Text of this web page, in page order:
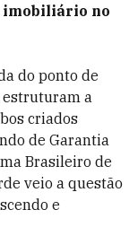
imobiliário no
do ponto de
estruturam a
criados
de Garantia
Brasileiro de
veio a questão
e